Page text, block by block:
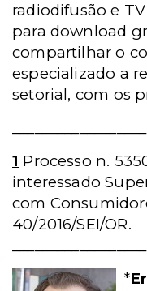
radiodifusão e
para download
compartilhar o
especializado a
setorial, com os
1 Processo n.
interessado
com
40/2016/SEI/OR.
*